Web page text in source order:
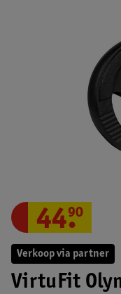
Verkoop via partner
VirtuFit
44.
90